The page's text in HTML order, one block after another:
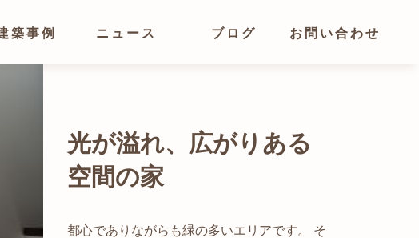
築事例 ニュース ブログ お問い合わせ
よいをテーマに、設計に取り組みました。 敷
光が溢れ、広がりある
空間の家
都心でありながらも緑の多いエリアです。 そ